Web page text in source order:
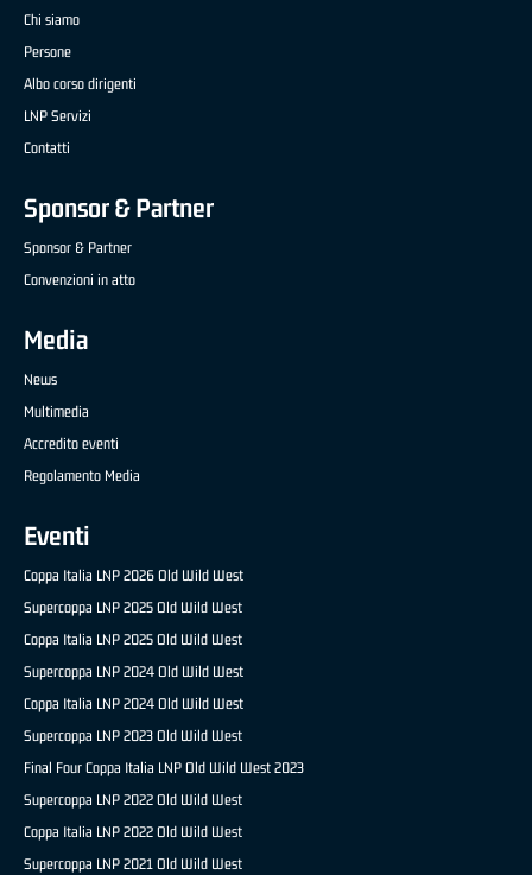
Chi siamo
Persone
Albo corso dirigenti
LNP Servizi
Contatti
Sponsor & Partner
Sponsor & Partner
Convenzioni in atto
Media
News
Multimedia
Accredito eventi
Regolamento Media
Eventi
Coppa Italia LNP 2026 Old Wild West
Supercoppa LNP 2025 Old Wild West
Coppa Italia LNP 2025 Old Wild West
Supercoppa LNP 2024 Old Wild West
Coppa Italia LNP 2024 Old Wild West
Supercoppa LNP 2023 Old Wild West
Final Four Coppa Italia LNP Old Wild West 2023
Supercoppa LNP 2022 Old Wild West
Coppa Italia LNP 2022 Old Wild West
Supercoppa LNP 2021 Old Wild West